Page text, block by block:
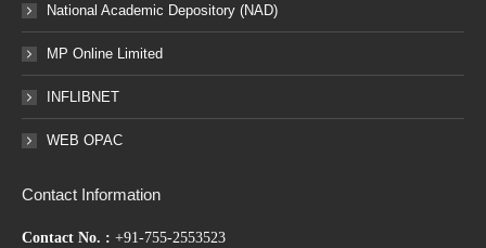
National Academic Depository (NAD)
MP Online Limited
INFLIBNET
WEB OPAC
Contact Information
Contact No. : +91-755-2553523